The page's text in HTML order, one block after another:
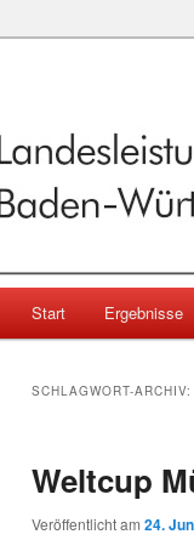
Zum primären
Zum sekundären
Start Ergebnisse
SCHLAGWORT-ARCHIV:
Weltcup
Veröffentlicht am 24.